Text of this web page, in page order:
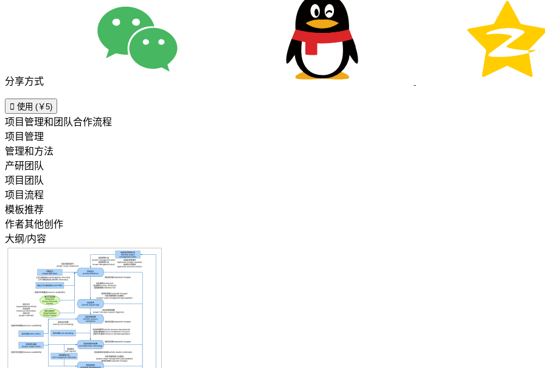
分享方式
 使用 (￥5)
项目管理和团队合作流程
项目管理
管理和方法
产研团队
项目团队
项目流程
模板推荐
作者其他创作
大纲/内容